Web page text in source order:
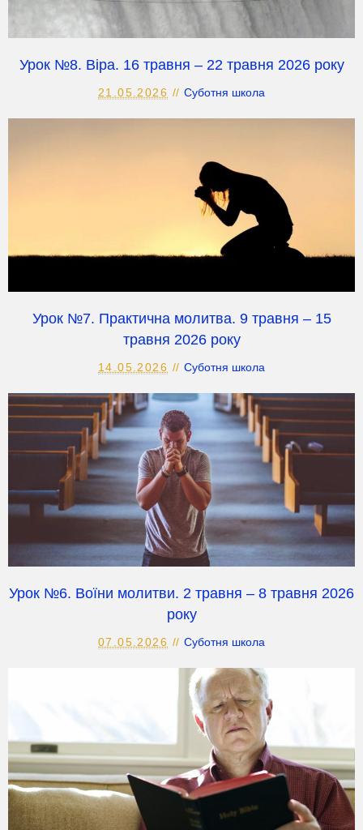
Урок №8. Віра. 16 травня – 22 травня 2026 року
21.05.2026 Суботня школа
Урок №7. Практична молитва. 9 травня – 15
травня 2026 року
14.05.2026 Суботня школа
Урок №6. Воїни молитви. 2 травня – 8 травня 2026
року
07.05.2026 Суботня школа